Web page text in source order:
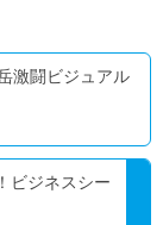
激闘ビジュアル
ビジネスシー